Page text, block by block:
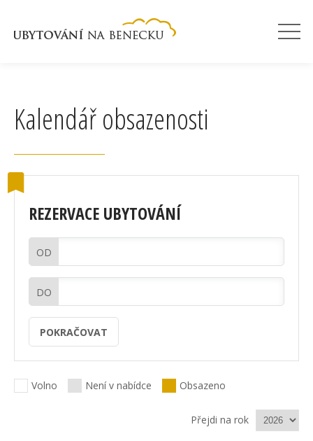
Kalendář obsazenosti
REZERVACE UBYTOVÁNÍ
OD
DO
Volno Není v nabídce Obsazeno
Přejdi na rok